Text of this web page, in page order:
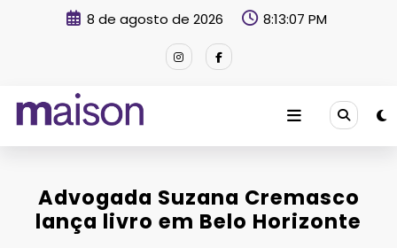
8 de agosto de 2026 8:13:08 PM
Revista Maison
Advogada Suzana Cremasco
lança livro em Belo Horizonte